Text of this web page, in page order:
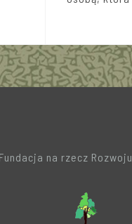
na rzecz